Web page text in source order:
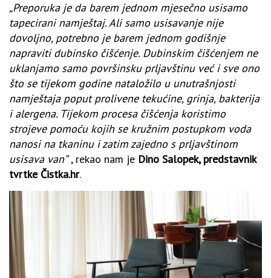
„Preporuka je da barem jednom mjesečno usisamo
tapecirani namještaj. Ali samo usisavanje nije
dovoljno, potrebno je barem jednom godišnje
napraviti dubinsko čišćenje. Dubinskim čišćenjem ne
uklanjamo samo površinsku prljavštinu već i sve ono
što se tijekom godine nataložilo u unutrašnjosti
namještaja poput prolivene tekućine, grinja, bakterija
i alergena. Tijekom procesa čišćenja koristimo
strojeve pomoću kojih se kružnim postupkom voda
nanosi na tkaninu i zatim zajedno s prljavštinom
usisava van”, rekao nam je Dino Salopek, predstavnik
tvrtke Čistka.hr.